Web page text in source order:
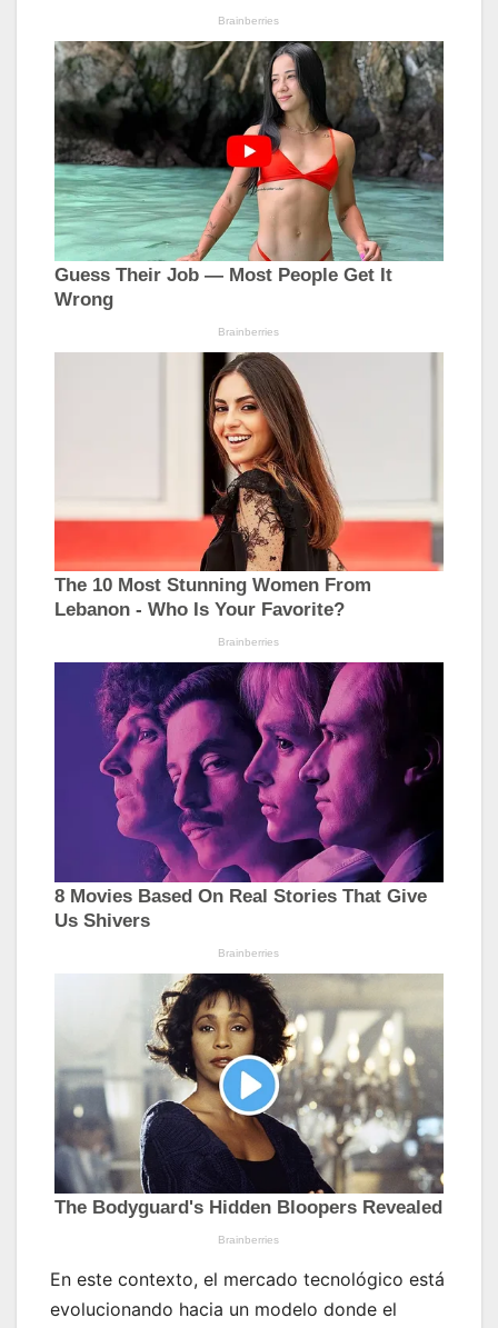
En este contexto, el mercado tecnológico está
evolucionando hacia un modelo donde el